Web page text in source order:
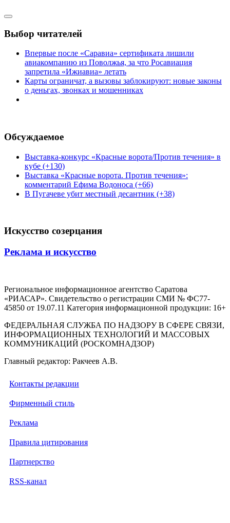
Выбор читателей
Впервые после «Саравиа» сертификата лишили
авиакомпанию из Поволжья, за что Росавиация
запретила «Ижиавиа» летать
Карты ограничат, а вызовы заблокируют: новые законы
о деньгах, звонках и мошенниках
Обсуждаемое
Выставка-конкурс «Красные ворота/Против течения» в
кубе (+130)
Выставка «Красные ворота. Против течения»:
комментарий Ефима Водоноса (+66)
В Пугачеве убит местный десантник (+38)
Искусство созерцания
Реклама и искусство
Региональное информационное агентство Саратова
«РИАСАР». Свидетельство о регистрации СМИ № ФС77-
45850 от 19.07.11 Категория информационной продукции: 16+
ФЕДЕРАЛЬНАЯ СЛУЖБА ПО НАДЗОРУ В СФЕРЕ СВЯЗИ,
ИНФОРМАЦИОННЫХ ТЕХНОЛОГИЙ И МАССОВЫХ
КОММУНИКАЦИЙ (РОСКОМНАДЗОР)
Главный редактор: Ракчеев А.В.
Контакты редакции
Фирменный стиль
Реклама
Правила цитирования
Партнерство
RSS-канал